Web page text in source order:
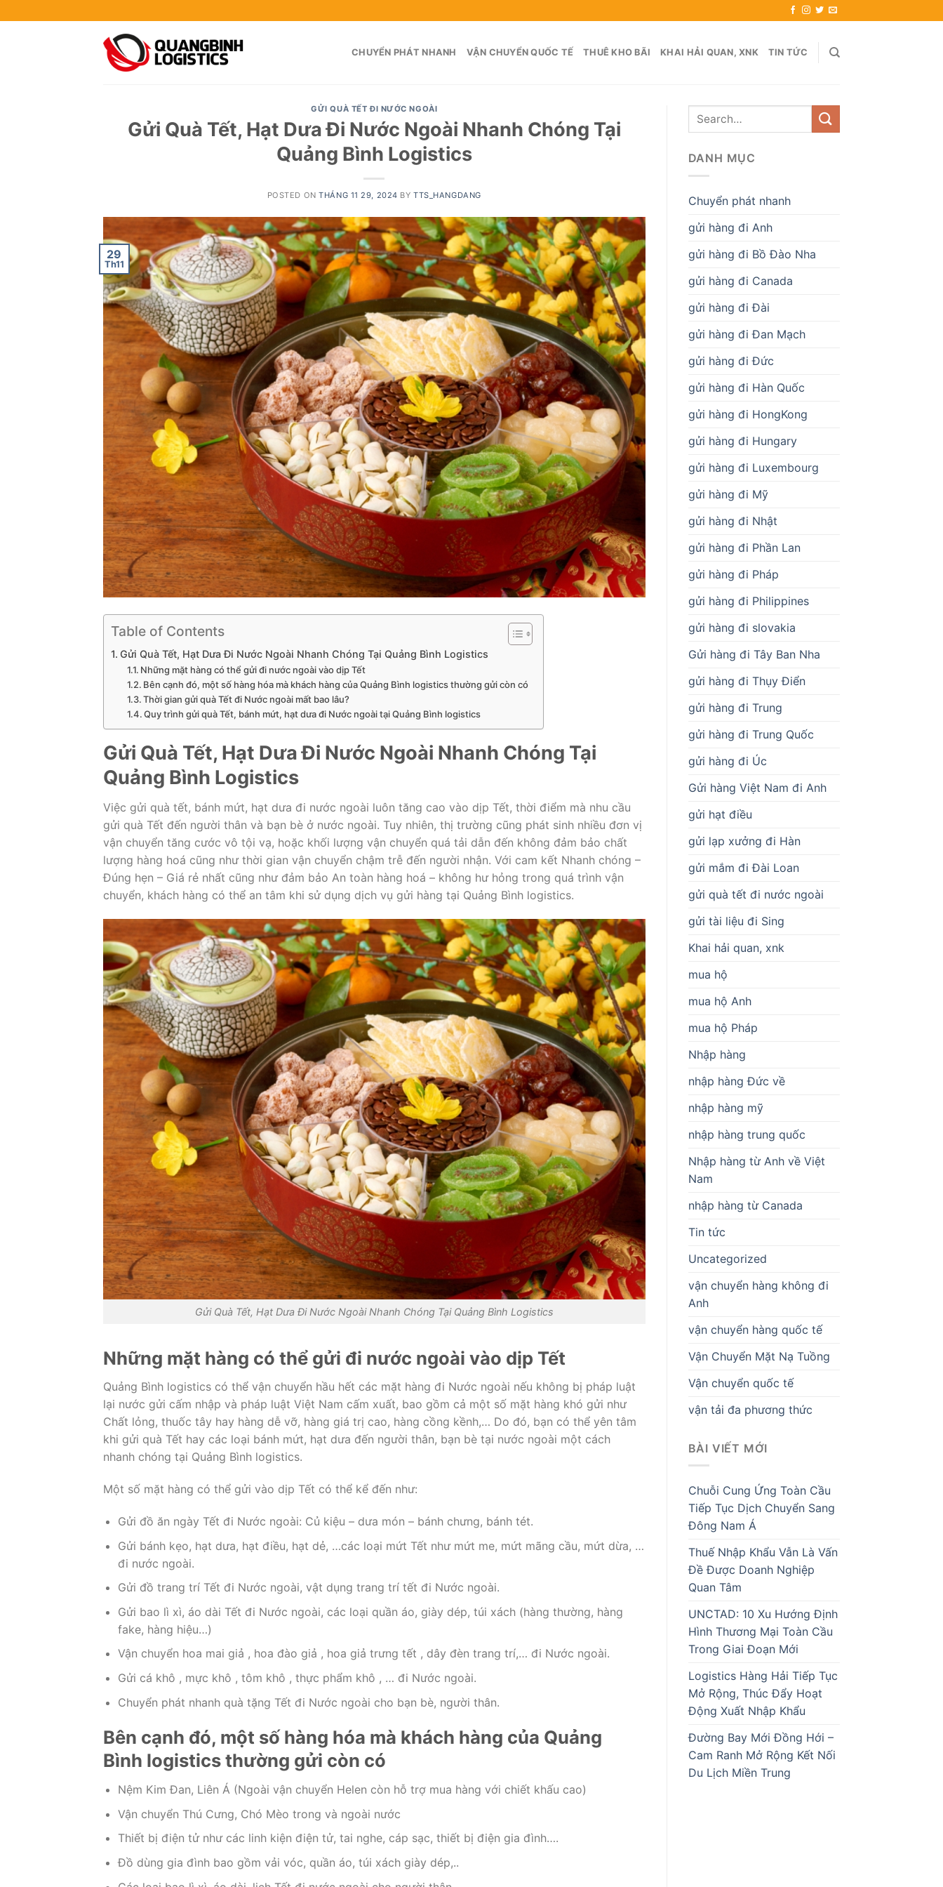
to
CHUYỂN PHÁT NHANH VẬN CHUYỂN QUỐC TẾ THUÊ KHO BÃI KHAI HẢI QUAN, XNK TIN TỨC
GỬI QUÀ TẾT ĐI NƯỚC NGOÀI
Gửi Quà Tết, Hạt Dưa Đi Nước Ngoài Nhanh Chóng Tại
Quảng Bình Logistics
POSTED ONTHÁNG 11 29, 2024 BYTTS_HANGDANG
29
Th11
Table of Contents
Gửi Quà Tết, Hạt Dưa Đi Nước Ngoài Nhanh Chóng Tại Quảng Bình Logistics
Những mặt hàng có thể gửi đi nước ngoài vào dịp Tết
Bên cạnh đó, một số hàng hóa mà khách hàng của Quảng Bình logistics thường gửi còn có
Thời gian gửi quà Tết đi Nước ngoài mất bao lâu?
Quy trình gửi quà Tết, bánh mứt, hạt dưa đi Nước ngoài tại Quảng Bình logistics
Gửi Quà Tết, Hạt Dưa Đi Nước Ngoài Nhanh Chóng Tại
Quảng Bình Logistics
Việc gửi quà tết, bánh mứt, hạt dưa đi nước ngoài luôn tăng cao vào dịp Tết, thời điểm mà nhu cầu
gửi quà Tết đến người thân và bạn bè ở nước ngoài. Tuy nhiên, thị trường cũng phát sinh nhiều đơn vị
vận chuyển tăng cước vô tội vạ, hoặc khối lượng vận chuyển quá tải dẫn đến không đảm bảo chất
lượng hàng hoá cũng như thời gian vận chuyển chậm trễ đến người nhận. Với cam kết Nhanh chóng –
Đúng hẹn – Giá rẻ nhất cũng như đảm bảo An toàn hàng hoá – không hư hỏng trong quá trình vận
chuyển, khách hàng có thể an tâm khi sử dụng dịch vụ gửi hàng tại Quảng Bình logistics.
Gửi Quà Tết, Hạt Dưa Đi Nước Ngoài Nhanh Chóng Tại Quảng Bình Logistics
Những mặt hàng có thể gửi đi nước ngoài vào dịp Tết
Quảng Bình logistics có thể vận chuyển hầu hết các mặt hàng đi Nước ngoài nếu không bị pháp luật
lại nước gửi cấm nhập và pháp luật Việt Nam cấm xuất, bao gồm cả một số mặt hàng khó gửi như
Chất lỏng, thuốc tây hay hàng dễ vỡ, hàng giá trị cao, hàng cồng kềnh,… Do đó, bạn có thể yên tâm
khi gửi quà Tết hay các loại bánh mứt, hạt dưa đến người thân, bạn bè tại nước ngoài một cách
nhanh chóng tại Quảng Bình logistics.
Một số mặt hàng có thể gửi vào dịp Tết có thể kể đến như:
Gửi đồ ăn ngày Tết đi Nước ngoài: Củ kiệu – dưa món – bánh chưng, bánh tét.
Gửi bánh kẹo, hạt dưa, hạt điều, hạt dẻ, …các loại mứt Tết như mứt me, mứt mãng cầu, mứt dừa, …
đi nước ngoài.
Gửi đồ trang trí Tết đi Nước ngoài, vật dụng trang trí tết đi Nước ngoài.
Gửi bao lì xì, áo dài Tết đi Nước ngoài, các loại quần áo, giày dép, túi xách (hàng thường, hàng
fake, hàng hiệu…)
Vận chuyển hoa mai giả , hoa đào giả , hoa giả trưng tết , dây đèn trang trí,… đi Nước ngoài.
Gửi cá khô , mực khô , tôm khô , thực phẩm khô , … đi Nước ngoài.
Chuyển phát nhanh quà tặng Tết đi Nước ngoài cho bạn bè, người thân.
Bên cạnh đó, một số hàng hóa mà khách hàng của Quảng
Bình logistics thường gửi còn có
Nệm Kim Đan, Liên Á (Ngoài vận chuyển Helen còn hỗ trợ mua hàng với chiết khấu cao)
Vận chuyển Thú Cưng, Chó Mèo trong và ngoài nước
Thiết bị điện tử như các linh kiện điện tử, tai nghe, cáp sạc, thiết bị điện gia đình….
Đồ dùng gia đình bao gồm vải vóc, quần áo, túi xách giày dép,..
DANH MỤC
Chuyển phát nhanh
gửi hàng đi Anh
gửi hàng đi Bồ Đào Nha
gửi hàng đi Canada
gửi hàng đi Đài
gửi hàng đi Đan Mạch
gửi hàng đi Đức
gửi hàng đi Hàn Quốc
gửi hàng đi HongKong
gửi hàng đi Hungary
gửi hàng đi Luxembourg
gửi hàng đi Mỹ
gửi hàng đi Nhật
gửi hàng đi Phần Lan
gửi hàng đi Pháp
gửi hàng đi Philippines
gửi hàng đi slovakia
Gửi hàng đi Tây Ban Nha
gửi hàng đi Thụy Điển
gửi hàng đi Trung
gửi hàng đi Trung Quốc
gửi hàng đi Úc
Gửi hàng Việt Nam đi Anh
gửi hạt điều
gửi lạp xưởng đi Hàn
gửi mắm đi Đài Loan
gửi quà tết đi nước ngoài
gửi tài liệu đi Sing
Khai hải quan, xnk
mua hộ
mua hộ Anh
mua hộ Pháp
Nhập hàng
nhập hàng Đức về
nhập hàng mỹ
nhập hàng trung quốc
Nhập hàng từ Anh về Việt
Nam
nhập hàng từ Canada
Tin tức
Uncategorized
vận chuyển hàng không đi
Anh
vận chuyển hàng quốc tế
Vận Chuyển Mặt Nạ Tuồng
Vận chuyển quốc tế
vận tải đa phương thức
BÀI VIẾT MỚI
Chuỗi Cung Ứng Toàn Cầu
Tiếp Tục Dịch Chuyển Sang
Đông Nam Á
Thuế Nhập Khẩu Vẫn Là Vấn
Đề Được Doanh Nghiệp
Quan Tâm
UNCTAD: 10 Xu Hướng Định
Hình Thương Mại Toàn Cầu
Trong Giai Đoạn Mới
Logistics Hàng Hải Tiếp Tục
Mở Rộng, Thúc Đẩy Hoạt
Động Xuất Nhập Khẩu
Đường Bay Mới Đồng Hới –
Cam Ranh Mở Rộng Kết Nối
Du Lịch Miền Trung